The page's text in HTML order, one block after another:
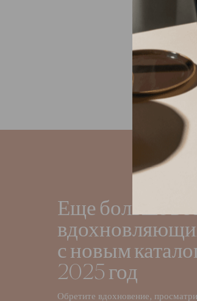
Ближний
Еще больше
с новым
2025 год
Обретите вдохновение,